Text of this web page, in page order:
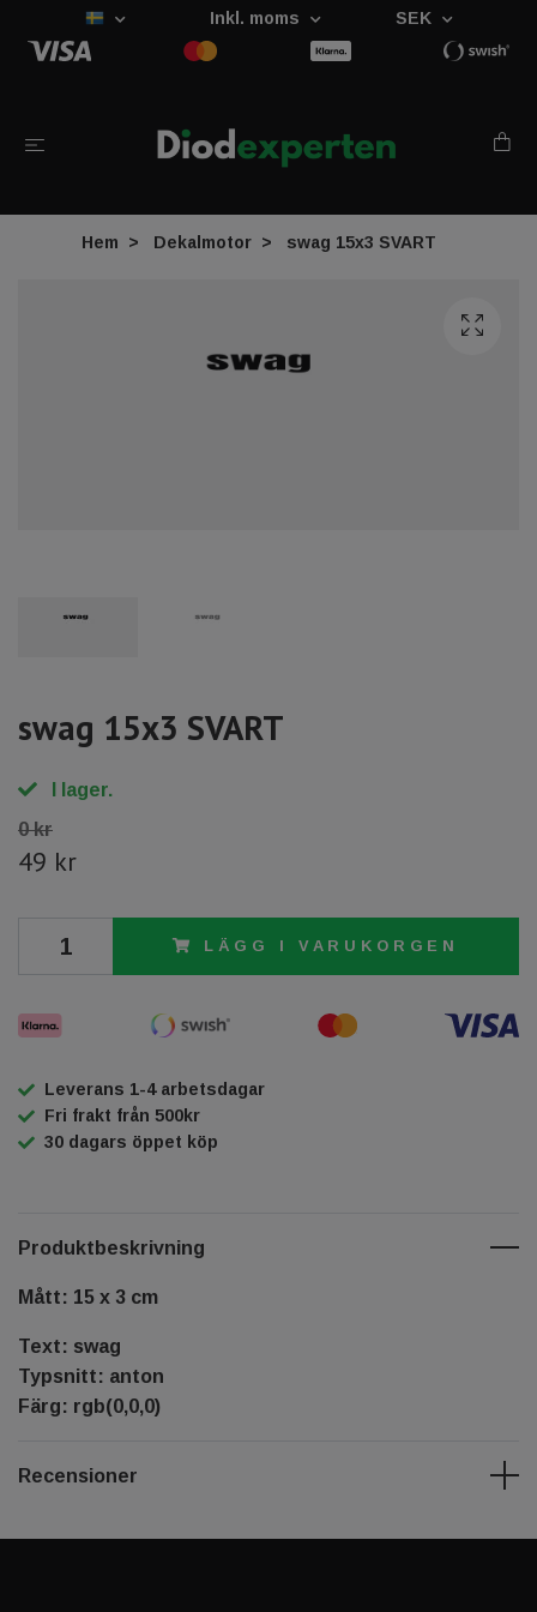
Inkl. moms SEK
Hem Dekalmotor swag 15x3 SVART
swag 15x3 SVART
I lager.
0 kr
49 kr
LÄGG I VARUKORGEN
Leverans 1-4 arbetsdagar
Fri frakt från 500kr
30 dagars öppet köp
Produktbeskrivning
Mått: 15 x 3 cm
Text: swag
Typsnitt: anton
Färg: rgb(0,0,0)
Recensioner